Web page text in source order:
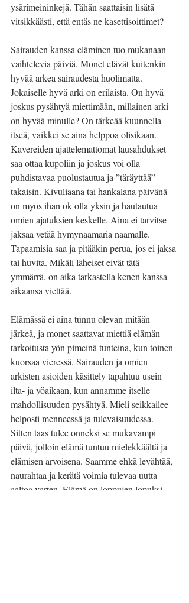
ysärimeininkejä. Tähän saattaisin lisätä
vitsikkäästi, että entäs ne kasettisoittimet?
Sairauden kanssa eläminen tuo mukanaan
vaihtelevia päiviä. Monet elävät kuitenkin
hyvää arkea sairaudesta huolimatta.
Jokaiselle hyvä arki on erilaista. On hyvä
joskus pysähtyä miettimään, millainen arki
on hyvää minulle? On tärkeää kuunnella
itseä, vaikkei se aina helppoa olisikaan.
Kavereiden ajattelemattomat lausahdukset
saa ottaa kupoliin ja joskus voi olla
puhdistavaa puolustautua ja ”täräyttää”
takaisin. Kivuliaana tai hankalana päivänä
on myös ihan ok olla yksin ja hautautua
omien ajatuksien keskelle. Aina ei tarvitse
jaksaa vetää hymynaamaria naamalle.
Tapaamisia saa ja pitääkin perua, jos ei jaksa
tai huvita. Mikäli läheiset eivät tätä
ymmärrä, on aika tarkastella kenen kanssa
aikaansa viettää.
Elämässä ei aina tunnu olevan mitään
järkeä, ja monet saattavat miettiä elämän
tarkoitusta yön pimeinä tunteina, kun toinen
kuorsaa vieressä. Sairauden ja omien
arkisten asioiden käsittely tapahtuu usein
ilta- ja yöaikaan, kun annamme itselle
mahdollisuuden pysähtyä. Mieli seikkailee
helposti menneessä ja tulevaisuudessa.
Sitten taas tulee onneksi se mukavampi
päivä, jolloin elämä tuntuu mielekkäältä ja
elämisen arvoisena. Saamme ehkä levähtää,
naurahtaa ja kerätä voimia tulevaa uutta
aaltoa varten. Elämä on loppujen lopuksi